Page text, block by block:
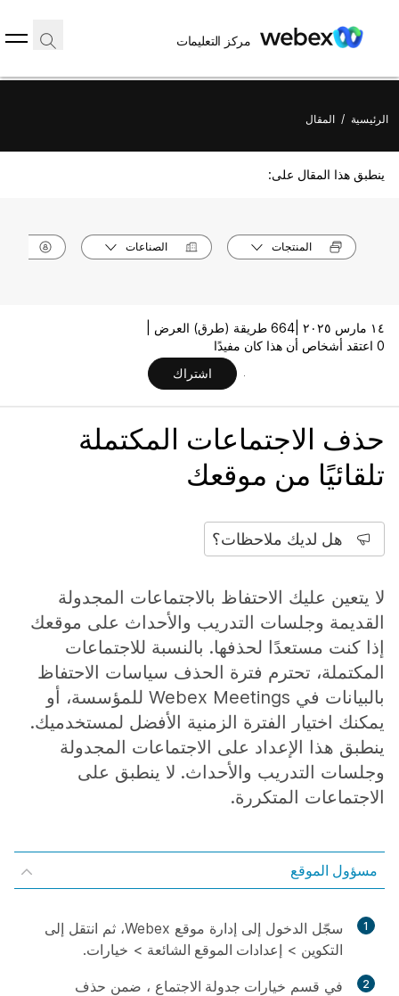
مركز التعليمات
الرئيسية / المقال
ينطبق هذا المقال على:
المنتجات الصناعات
١٤ مارس ٢٠٢٥ |
664 طريقة (طرق) العرض |
0 اعتقد أشخاص أن هذا كان مفيدًا
اشتراك
حذف الاجتماعات المكتملة
تلقائيًا من موقعك
هل لديك ملاحظات؟
لا يتعين عليك الاحتفاظ بالاجتماعات المجدولة
القديمة وجلسات التدريب والأحداث على موقعك
إذا كنت مستعدًا لحذفها. بالنسبة للاجتماعات
المكتملة، تحترم فترة الحذف سياسات الاحتفاظ
بالبيانات في Webex Meetings للمؤسسة، أو
يمكنك اختيار الفترة الزمنية الأفضل لمستخدميك.
ينطبق هذا الإعداد على الاجتماعات المجدولة
وجلسات التدريب والأحداث. لا ينطبق على
الاجتماعات المتكررة.
مسؤول الموقع
1
سجّل الدخول إلى إدارة موقع Webex، ثم انتقل إلى
التكوين > إعدادات الموقع الشائعة > خيارات.
2 في قسم خيارات جدولة الاجتماع ، ضمن حذف